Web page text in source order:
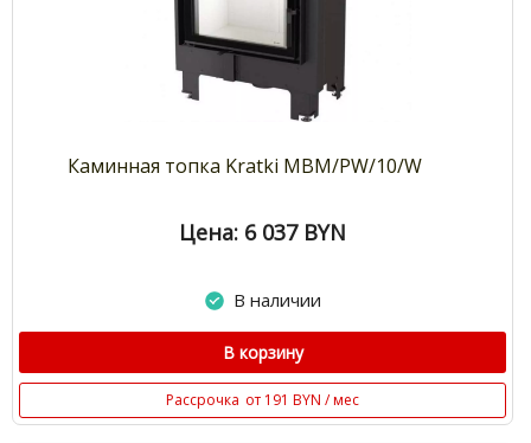
Каминная топка Kratki MBM/PW/10/W
Цена: 6 037 BYN
В наличии
В корзину
Рассрочка от 191 BYN / мес